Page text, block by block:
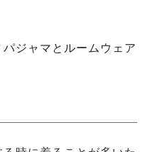
ジャマとルームウェア